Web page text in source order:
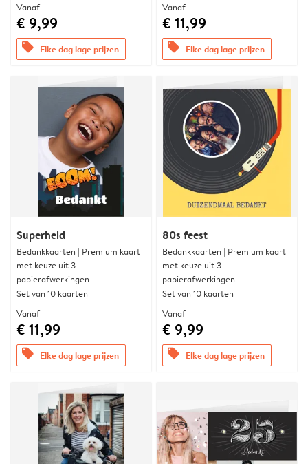
Vanaf
€ 9,99
offers Elke dag lage prijzen
Vanaf
€ 11,99
offers Elke dag lage prijzen
Superheld
Bedankkaarten | Premium kaart
met keuze uit 3
papierafwerkingen
Set van 10 kaarten
Vanaf
€ 11,99
offers Elke dag lage prijzen
80s feest
Bedankkaarten | Premium kaart
met keuze uit 3
papierafwerkingen
Set van 10 kaarten
Vanaf
€ 9,99
offers Elke dag lage prijzen